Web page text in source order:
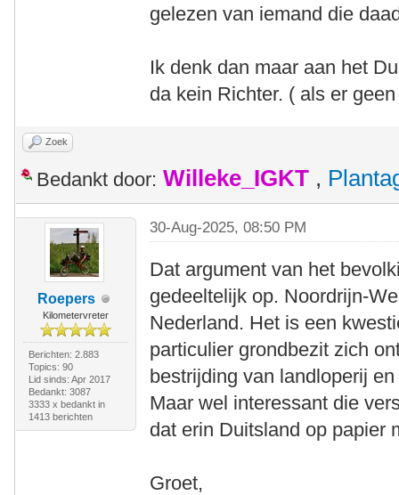
gelezen van iemand die
Ik denk dan maar aan het
da kein Richter. ( als er
Zoek
Bedankt door: Willeke_IGKT ,
Roepers
Kilometervreter
Berichten: 2.883
Topics: 90
Lid sinds: Apr 2017
Bedankt: 3087
3333 x bedankt in
1413 berichten
30-Aug-2025, 08:50 PM
Dat argument van het
gedeeltelijk op. Noordrijn-
Nederland. Het is een
particulier grondbezit zich
bestrijding van landloperij
Maar wel interessant die
dat erin Duitsland op papier
Groet,